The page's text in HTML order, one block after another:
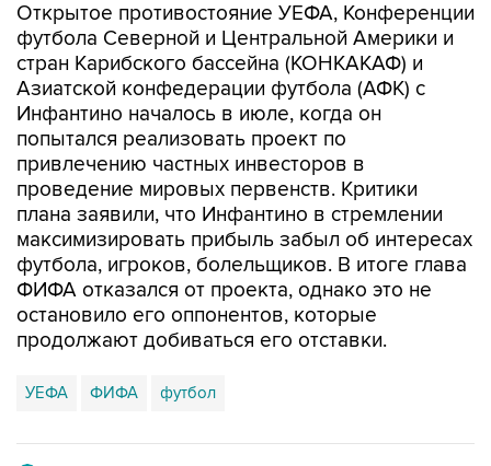
Открытое противостояние УЕФА, Конференции
футбола Северной и Центральной Америки и
стран Карибского бассейна (КОНКАКАФ) и
Азиатской конфедерации футбола (АФК) с
Инфантино началось в июле, когда он
попытался реализовать проект по
привлечению частных инвесторов в
проведение мировых первенств. Критики
плана заявили, что Инфантино в стремлении
максимизировать прибыль забыл об интересах
футбола, игроков, болельщиков. В итоге глава
ФИФА отказался от проекта, однако это не
остановило его оппонентов, которые
продолжают добиваться его отставки.
УЕФА ФИФА футбол